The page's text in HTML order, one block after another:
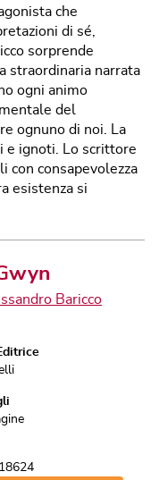
che
di sé,
sorprende
straordinaria narrata
ogni animo
del
ognuno di noi. La
e ignoti. Lo scrittore
con consapevolezza
esistenza si
Baricco